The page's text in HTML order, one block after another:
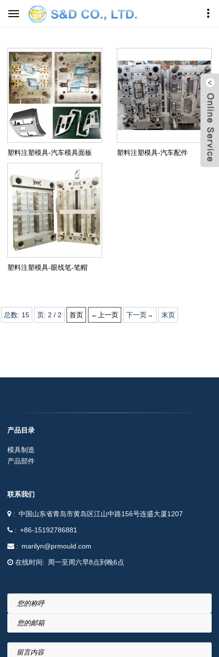
首页 模具制造 注塑模具
塑料注塑模具-汽车模具面板 塑料注塑模具-汽车配件
塑料注塑模具-眼线笔-笔帽
总数: 15 页: 2 / 2 首页 ←上一页 下一页→ 末页
产品目录
模具制造
产品部件
联系我们
中国山东省青岛市黄岛区江山中路156号连盛大厦1207
+86-15192786881
marilyn@prmould.com
在线时间 周一至周六早8点到晚6点
您的称呼
您的邮箱
留言内容